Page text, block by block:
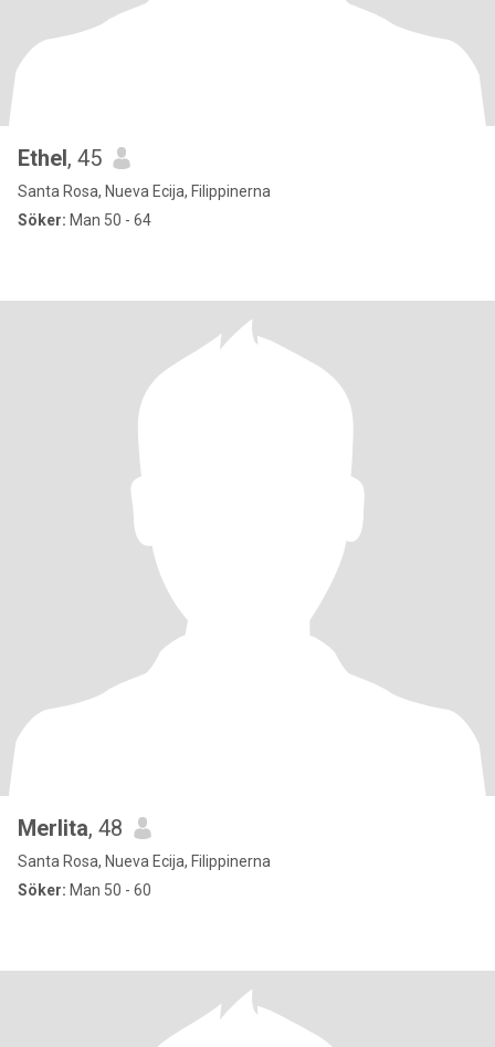
Ethel, 45
Santa Rosa, Nueva Ecija, Filippinerna
Söker: Man 50 - 64
Merlita, 48
Santa Rosa, Nueva Ecija, Filippinerna
Söker: Man 50 - 60